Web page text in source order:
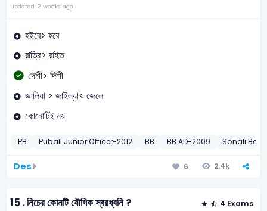
Updated: 2 weeks ago
হইবে> হবে
রাত্রি> রাইত
দেশী> দিশী
জালিয়া > জাইল্যা< জেলে
কোনোটিই নয়
PB Pubali Junior Officer-2012 BB BB AD-2009 Sonali Bank
Des 6 2.4k
15 .নিচের কোনটি যৌগিক স্বরধ্বনি ? 4 Exams